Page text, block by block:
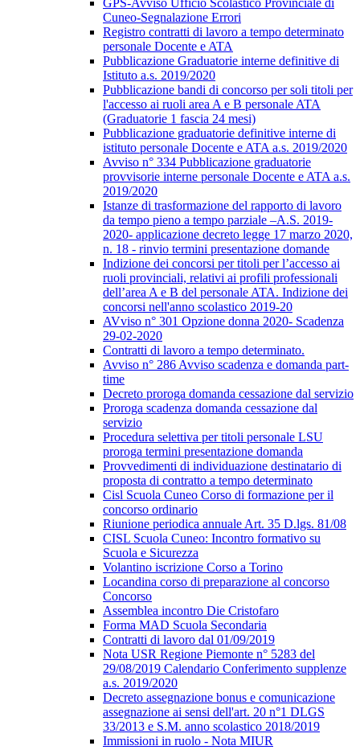
GPS-Avviso Ufficio Scolastico Provinciale di
Cuneo-Segnalazione Errori
Registro contratti di lavoro a tempo determinato
personale Docente e ATA
Pubblicazione Graduatorie interne definitive di
Istituto a.s. 2019/2020
Pubblicazione bandi di concorso per soli titoli per
l'accesso ai ruoli area A e B personale ATA
(Graduatorie 1 fascia 24 mesi)
Pubblicazione graduatorie definitive interne di
istituto personale Docente e ATA a.s. 2019/2020
Avviso n° 334 Pubblicazione graduatorie
provvisorie interne personale Docente e ATA a.s.
2019/2020
Istanze di trasformazione del rapporto di lavoro
da tempo pieno a tempo parziale –A.S. 2019-
2020- applicazione decreto legge 17 marzo 2020,
n. 18 - rinvio termini presentazione domande
Indizione dei concorsi per titoli per l’accesso ai
ruoli provinciali, relativi ai profili professionali
dell’area A e B del personale ATA. Indizione dei
concorsi nell'anno scolastico 2019-20
AVviso n° 301 Opzione donna 2020- Scadenza
29-02-2020
Contratti di lavoro a tempo determinato.
Avviso n° 286 Avviso scadenza e domanda part-
time
Decreto proroga domanda cessazione dal servizio
Proroga scadenza domanda cessazione dal
servizio
Procedura selettiva per titoli personale LSU
proroga termini presentazione domanda
Provvedimenti di individuazione destinatario di
proposta di contratto a tempo determinato
Cisl Scuola Cuneo Corso di formazione per il
concorso ordinario
Riunione periodica annuale Art. 35 D.lgs. 81/08
CISL Scuola Cuneo: Incontro formativo su
Scuola e Sicurezza
Volantino iscrizione Corso a Torino
Locandina corso di preparazione al concorso
Concorso
Assemblea incontro Die Cristofaro
Forma MAD Scuola Secondaria
Contratti di lavoro dal 01/09/2019
Nota USR Regione Piemonte n° 5283 del
29/08/2019 Calendario Conferimento supplenze
a.s. 2019/2020
Decreto assegnazione bonus e comunicazione
assegnazione ai sensi dell'art. 20 n°1 DLGS
33/2013 e S.M. anno scolastico 2018/2019
Immissioni in ruolo - Nota MIUR